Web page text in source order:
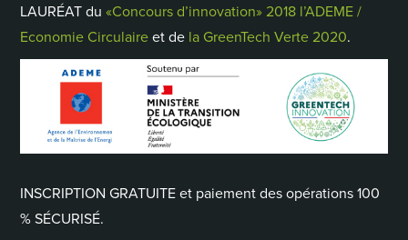
LAURÉAT du«Concours d’innovation» 2018 l’ADEME /
Economie Circulaireet de la GreenTech Verte 2020.
INSCRIPTION GRATUITE et paiement des opérations 100
% SÉCURISÉ.